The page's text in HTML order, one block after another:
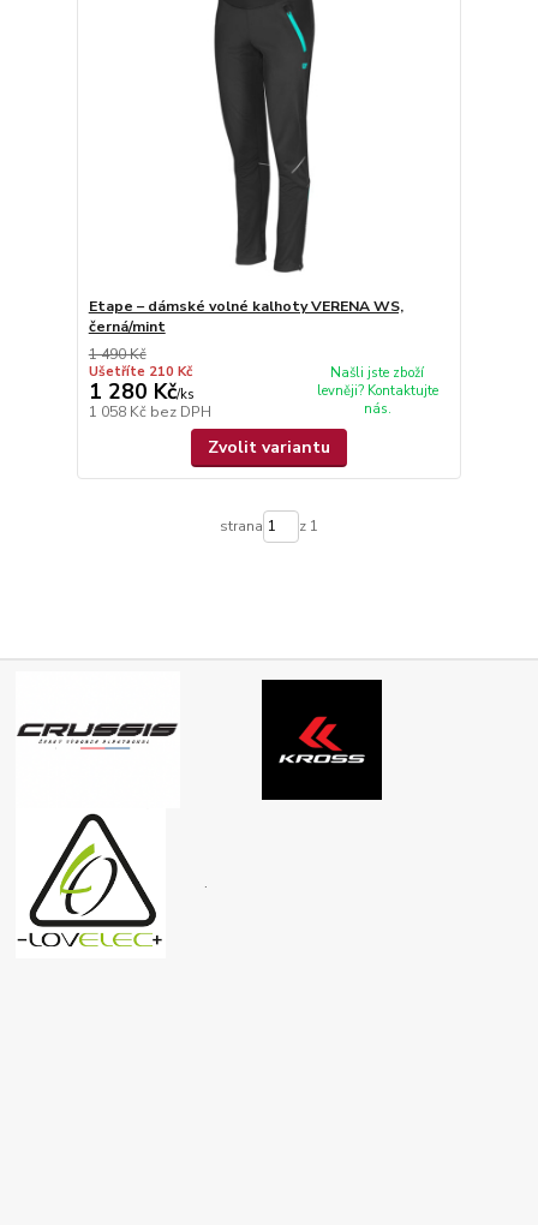
Etape – dámské volné kalhoty VERENA WS,
černá/mint
1 490 Kč
Ušetříte 210 Kč
1 280 Kč/ks
1 058 Kč bez DPH
Našli jste zboží
levněji? Kontaktujte
nás.
Zvolit variantu
strana z 1
.